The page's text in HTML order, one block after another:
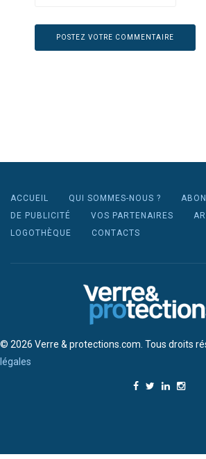
ACCUEIL QUI SOMMES-NOUS ?
DE PUBLICITÉ
VOS PARTENAIRES
LOGOTHÈQUE
CONTACTS
© 2026 Verre & protections.com. Tous droits
légales